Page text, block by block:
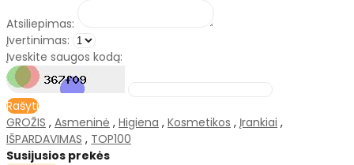
Atsiliepimas:
Įvertinimas:
Įveskite saugos kodą:
Rašyti
GROŽIS , Asmeninė , Higiena , Kosmetikos , Įrankiai ,
IŠPARDAVIMAS , TOP100
Susijusios prekės